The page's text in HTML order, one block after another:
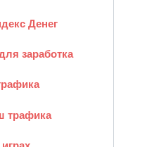
Денег
заработка
трафика